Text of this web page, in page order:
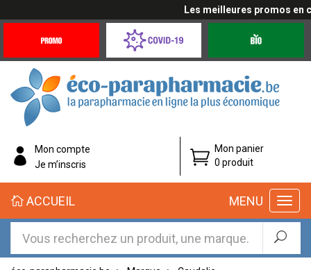
Les meilleures promos en
Offres
Coronavirus
éco-
parapharmacie.fr
éco-
parapharmacie.fr
Mon compte
Je m’inscris
Mon panier
0 produit
MENU
ACCUEIL